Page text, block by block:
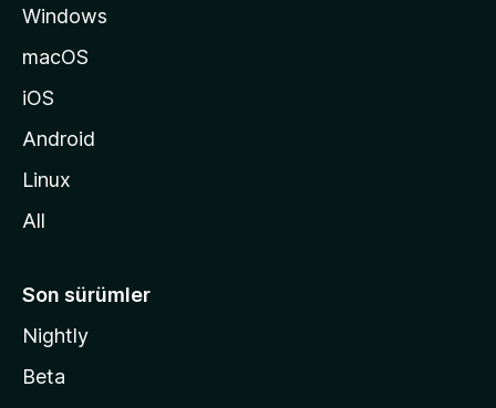
n
i
d
Windows
macOS
iOS
Android
Linux
All
Son sürümler
Nightly
Beta